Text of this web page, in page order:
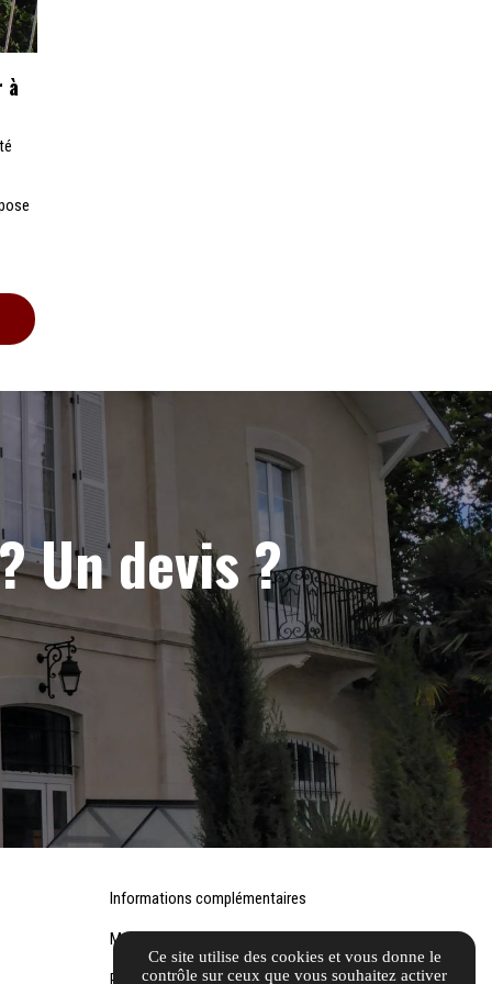
à
Un devis ?
Informations complémentaires
Mentions légales
Politique de confidentialité
Ce site utilise des cookies et vous donne le
contrôle sur ceux que vous souhaitez activer